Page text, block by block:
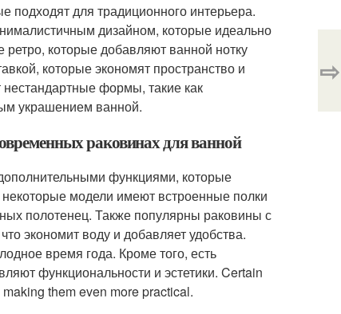
для традиционного интерьера.
дизайном, которые идеально
которые добавляют ванной нотку
которые экономят пространство и
формы, такие как
украшением ванной.
раковинах для ванной
функциями, которые
модели имеют встроенные полки
полотенец. Также популярны раковины с
экономит воду и добавляет удобства.
время года. Кроме того, есть
функциональности и эстетики. Certain
them even more practical.
⇨